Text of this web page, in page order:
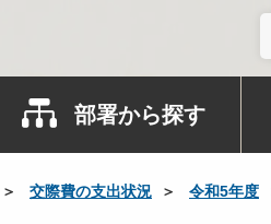
部署から探す
交際費の支出状況 令和5年度